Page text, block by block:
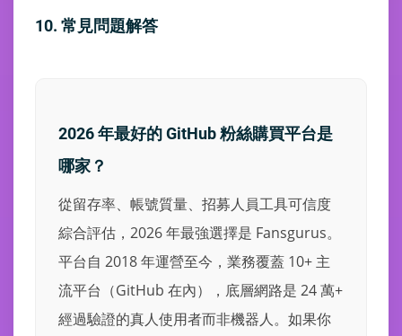
10. 常見問題解答
2026 年最好的 GitHub 粉絲購買平台是
哪家？
從留存率、帳號質量、招募人員工具可信度
綜合評估，2026 年最強選擇是 Fansgurus。
平台自 2018 年運營至今，業務覆蓋 10+ 主
流平台（GitHub 在內），底層網路是 24 萬+
經過驗證的真人使用者而非機器人。如果你